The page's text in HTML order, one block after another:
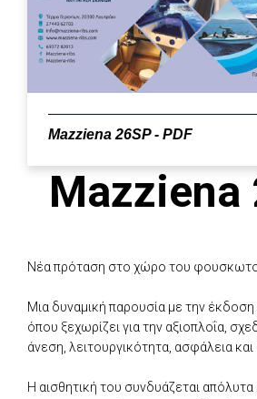
Mazziena 26SP - PDF
Mazziena
Νέα πρόταση στο χώρο του
Μια δυναμική παρουσία με την
όπου ξεχωρίζει για την αξιοπλοΐα,
άνεση, λειτουργικότητα, ασφάλεια και
Η αισθητική του συνδυάζεται